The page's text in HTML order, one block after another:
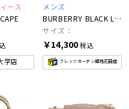
ース
学店
メンズ
BURBERRY BLACK LABEL
サイズ：
￥14,300税込
フレッツガーデン姫路花田店